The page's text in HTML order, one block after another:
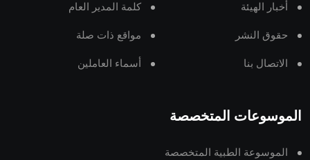
أخبار الهيئة كلمة المدير العام
حقوق النشر مواقع ذات صلة
الاتصال بنا أسماء العاملين
الموسوعات المتخصصة
الموسوعة الطبية المتخصصة